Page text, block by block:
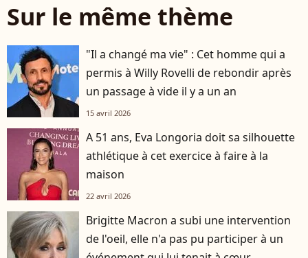
Sur le même thème
"Il a changé ma vie" : Cet homme qui a
permis à Willy Rovelli de rebondir après
un passage à vide il y a un an
15 avril 2026
A 51 ans, Eva Longoria doit sa silhouette
athlétique à cet exercice à faire à la
maison
22 avril 2026
Brigitte Macron a subi une intervention
de l'oeil, elle n'a pas pu participer à un